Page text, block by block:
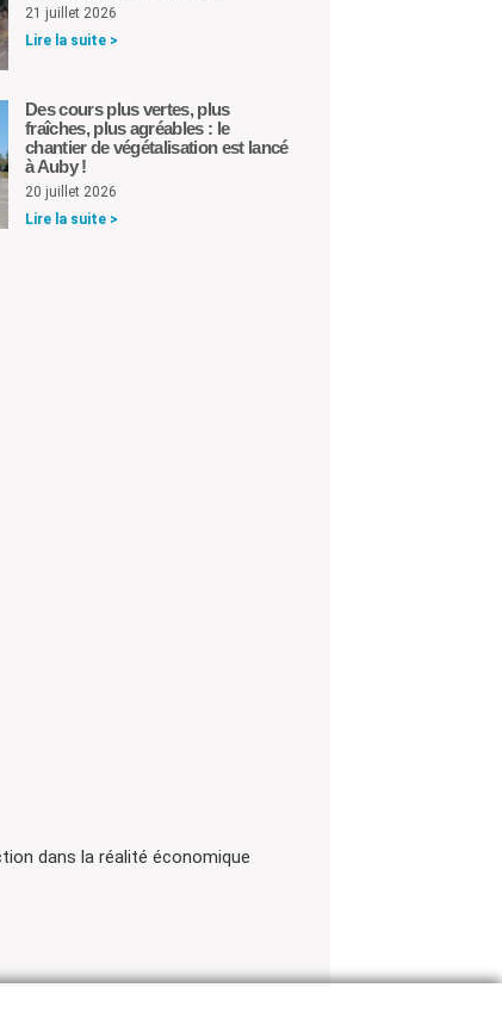
21 juillet 2026
Lire la suite >
Des cours plus vertes, plus
fraîches, plus agréables : le
chantier de végétalisation est lancé
à Auby !
20 juillet 2026
Lire la suite >
dans la réalité économique